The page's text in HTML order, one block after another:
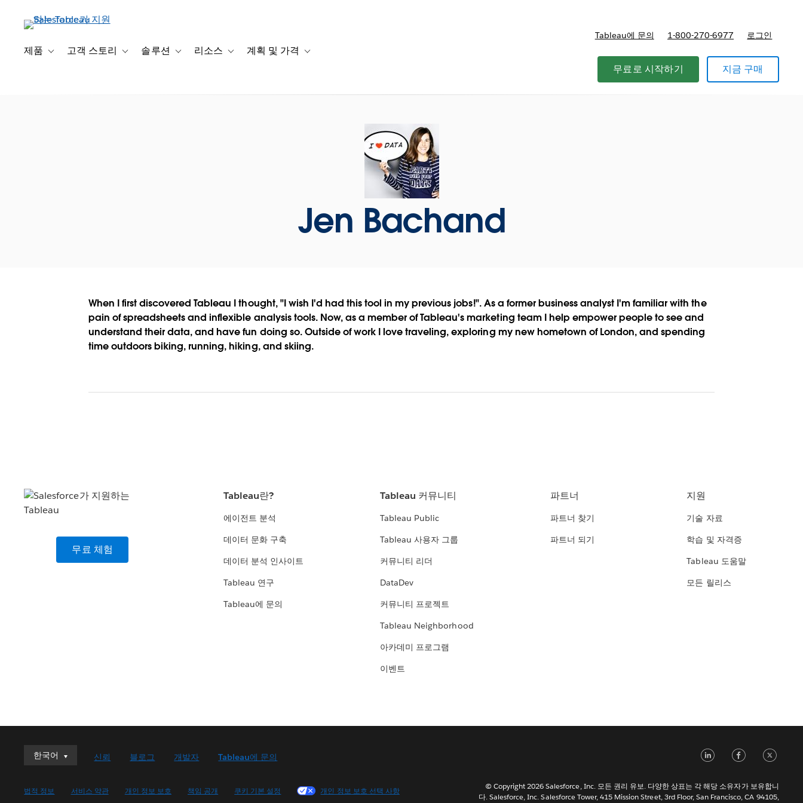
제품 Toggle sub-navigation for 제품
고객 스토리 Toggle sub-navigation for 고객 스토리
솔루션 Toggle sub-navigation for 솔루션
리소스 Toggle sub-navigation for 리소스
계획 및 가격 Toggle sub-navigation for 계획 및 가격
Tableau에 문의 1-800-270-6977 로그인
무료로 시작하기 지금 구매
Jen Bachand
When I first discovered Tableau I thought, "I wish I'd had this tool in my previous jobs!". As a former business analyst I'm familiar with the
pain of spreadsheets and inflexible analysis tools. Now, as a member of Tableau's marketing team I help empower people to see and
understand their data, and have fun doing so. Outside of work I love traveling, exploring my new hometown of London, and spending
time outdoors biking, running, hiking, and skiing.
무료 체험
Tableau란?
에이전트 분석
데이터 문화 구축
데이터 분석 인사이트
Tableau 연구
Tableau에 문의
Tableau 커뮤니티
Tableau Public
Tableau 사용자 그룹
커뮤니티 리더
DataDev
커뮤니티 프로젝트
Tableau Neighborhood
아카데미 프로그램
이벤트
파트너
파트너 찾기
파트너 되기
지원
기술 자료
학습 및 자격증
Tableau 도움말
모든 릴리스
한국어
한국어
English (UK)
신뢰 블로그 개발자 Tableau에 문의
법적 정보 서비스 약관 개인 정보 보호 책임 공개 쿠키 기본 설정 개인 정보 보호 선택 사항
LinkedIn
© Copyright 2026 Salesforce, Inc. 모든 권리 유보. 다양한 상표는 각 해당 소유자가 보유합니
다. Salesforce, Inc. Salesforce Tower, 415 Mission Street, 3rd Floor, San Francisco, CA 94105,